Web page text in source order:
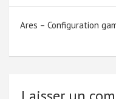
l’article
Ares – Configuration